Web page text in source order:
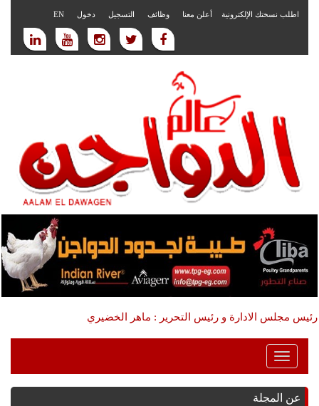
اطلب نسختك الإلكترونية أعلن معنا وظائف التسجيل دخول EN
رئيس مجلس الادارة و رئيس التحرير : ماهر الخضيري
Toggle
Navigation
عن المجلة